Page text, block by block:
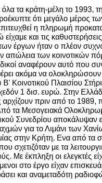
τα κράτη-μέλη το 1993,
ότι μεγάλο μέρος
η πληρωμή
και τις
έργων ήταν ο πλέον
απώλεια των κοινοτικών
αναφέρουν αυτό που
ακόμα να
Κοινοτικού Πλαισίου
1 δισ. ευρώ. Στην
αρχίζουν πριν από το
τα Μεσογειακά
Συνεδρίου αποκάλυψαν
για το Λιμάνι των
στην Κρήτη. Ενα από τα
σχετιζόταν με τα
Με έκπληξη οι ελεγκτές
στο έργο είχαν
και αναμεταδότη